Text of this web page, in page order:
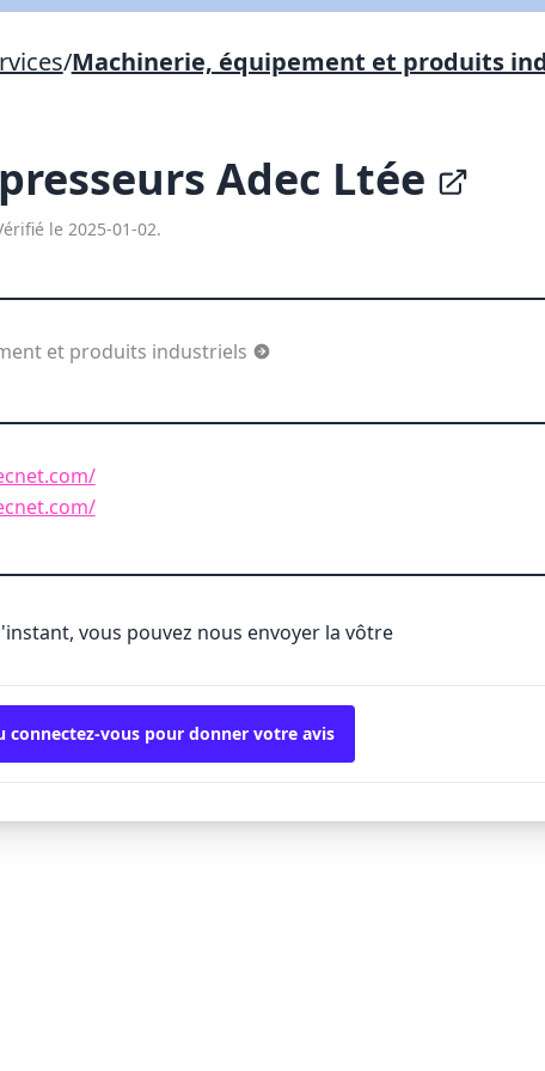
/Machinerie, équipement et produits
Adec Ltée
le 2025-01-02.
et produits industriels
vous pouvez nous envoyer la vôtre
connectez-vous pour donner votre avis
X Fermer Envoyez
Copier lien
X Fermer Envoyez